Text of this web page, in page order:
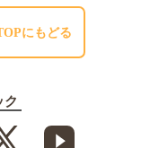
にもどる
ク